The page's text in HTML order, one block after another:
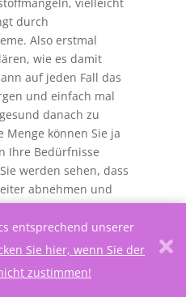
durch
Also erstmal
wie es damit
auf jeden Fall das
und einfach mal
danach zu
Menge können Sie ja
Ihre Bedürfnisse
werden sehen, dass
abnehmen und
fühlen. LG
entsprechend unserer
Sie hier, wenn Sie der
zustimmen!